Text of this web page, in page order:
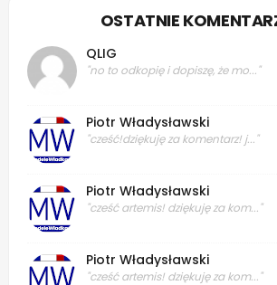
OSTATNIE
QLIG
"no to odkopię i dopiszę, że mo..."
Piotr Władysławski
"cześć!dziękuję za komentarz! j..."
Piotr Władysławski
"cześć artemis! dziękuję za kom..."
Piotr Władysławski
"cześć artemis! dziękuję za kom..."